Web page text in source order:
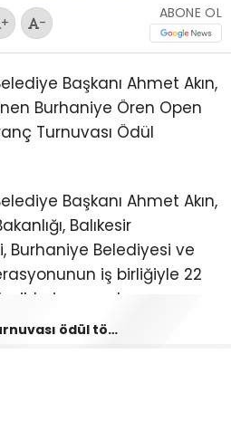
Akın, satranç turnuvası ödül törenine katıldı
+ -
ABONE OL
Başkanı Ahmet Akın,
Burhaniye Ören Open
Turnuvası Ödül
Başkanı Ahmet Akın,
Balıkesir
Burhaniye Belediyesi ve
iş birliğiyle 22
arasında
Ören Open
Turnuvası Ödül